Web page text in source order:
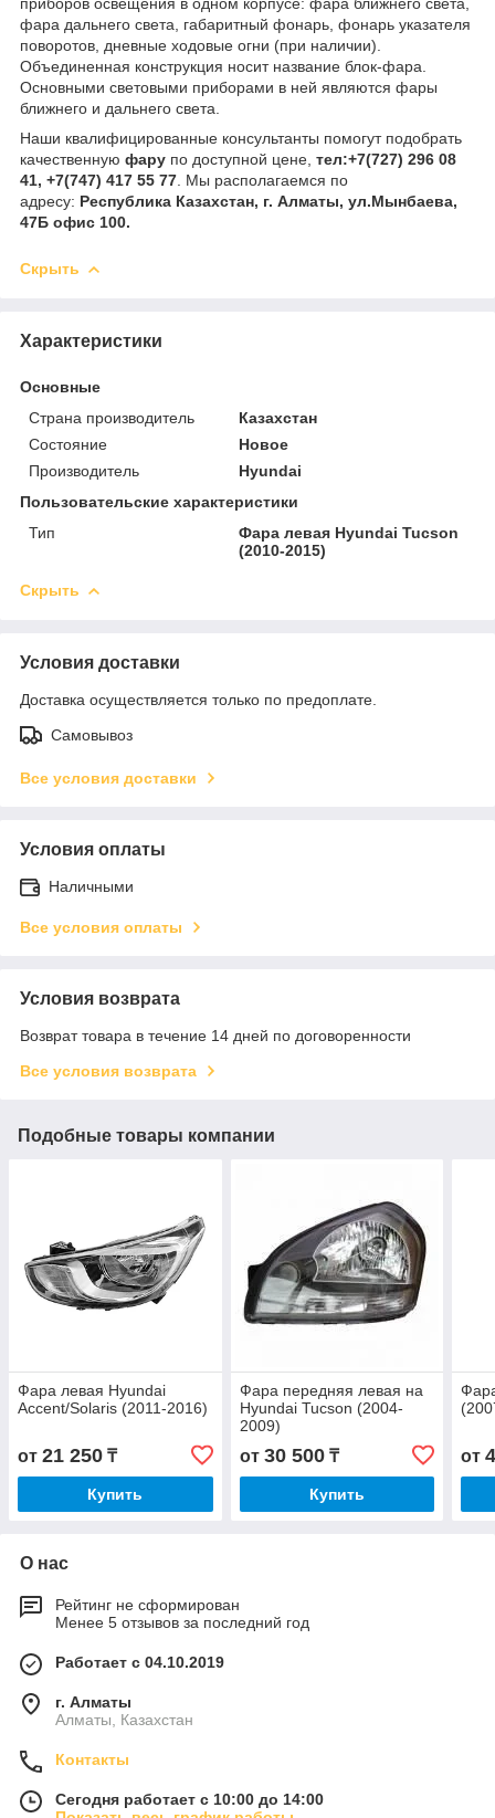
фара дальнего света, габаритный фонарь, фонарь указателя
поворотов, дневные ходовые огни (при наличии).
Объединенная конструкция носит название блок-фара.
Основными световыми приборами в ней являются фары
ближнего и дальнего света.
Наши квалифицированные консультанты помогут подобрать
качественную фару по доступной цене, тел:+7(727) 296 08
41, +7(747) 417 55 77 . Мы располагаемся по
адресу: Республика Казахстан, г. Алматы, ул.Мынбаева,
47Б офис 100.
Скрыть
Характеристики
Основные
Страна производитель
Казахстан
Состояние
Новое
Производитель
Hyundai
Пользовательские характеристики
Тип
Фара левая Hyundai Tucson
(2010-2015)
Скрыть
Условия доставки
Доставка осуществляется только по предоплате.
Самовывоз
Все условия доставки
Условия оплаты
Наличными
Все условия оплаты
Условия возврата
Возврат товара в течение 14 дней по договоренности
Все условия возврата
Подобные товары компании
Фара левая Hyundai
Accent/Solaris (2011-2016)
от 21 250 ₸
Купить
Фара передняя левая на
Hyundai Tucson (2004-
2009)
от 30 500₸
Купить
от
О нас
Рейтинг не сформирован
Менее 5 отзывов за последний год
Работает с 04.10.2019
г. Алматы
Алматы, Казахстан
Контакты
Сегодня работает с 10:00 до 14:00